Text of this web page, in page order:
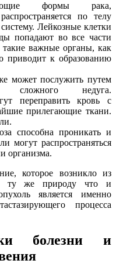
формы рака,
по телу
Лейкозные клетки
попадают во все части
такие важные органы, как
приводит к образованию
может послужить путем
сложного недуга.
переправить кровь с
прилегающие ткани.
способна проникать и
могут распространяться
организма.
которое возникло из
ту же природу что и
является именно
процесса
болезни и